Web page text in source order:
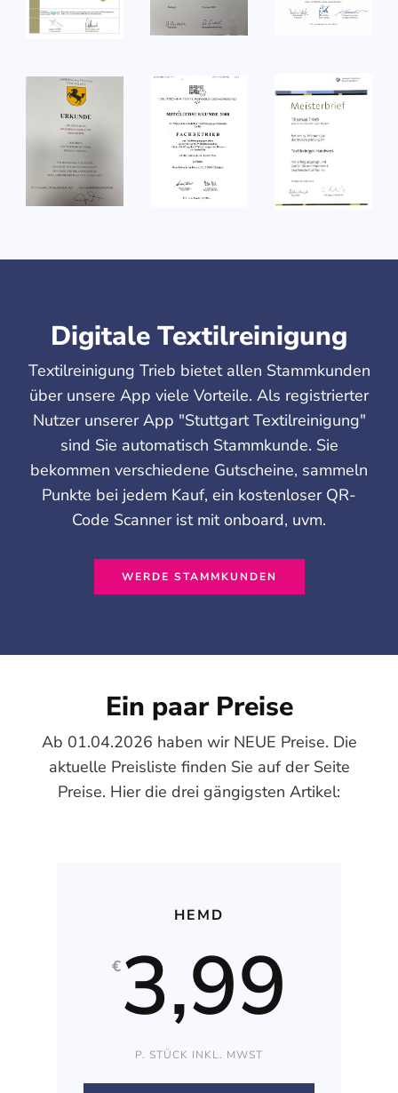
Digitale Textilreinigung
Textilreinigung Trieb bietet allen Stammkunden
über unsere App viele Vorteile. Als registrierter
Nutzer unserer App "Stuttgart Textilreinigung"
sind Sie automatisch Stammkunde. Sie
bekommen verschiedene Gutscheine, sammeln
Punkte bei jedem Kauf, ein kostenloser QR-
Code Scanner ist mit onboard, uvm.
WERDE STAMMKUNDEN
Ein paar Preise
Ab 01.04.2026 haben wir NEUE Preise. Die
aktuelle Preisliste finden Sie auf der Seite
Preise. Hier die drei gängigsten Artikel:
HEMD
€3,99
P. STÜCK INKL. MWST